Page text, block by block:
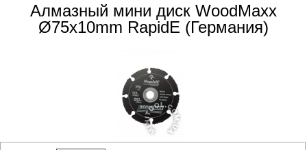
диски
Алмазный мини диск WoodMaxx Ø75x10mm RapidE
(Германия)
Алмазный мини диск WoodMaxx
Ø75x10mm RapidE (Германия)